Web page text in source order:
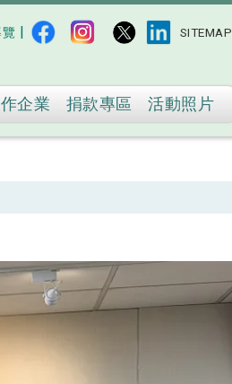
| SITEMAP
企業 捐款專區 活動照片